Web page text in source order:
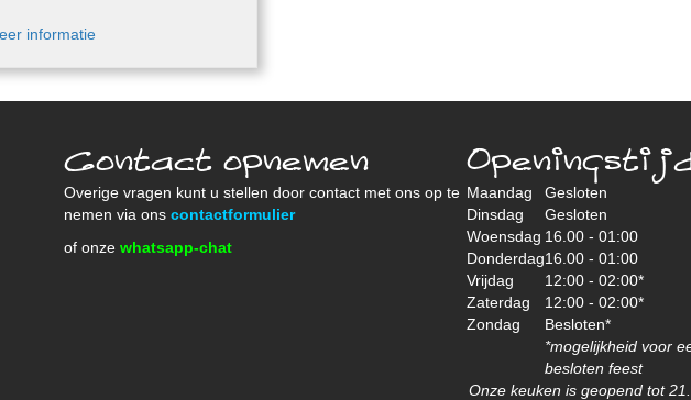
informatie
Contact opnemen
Overige vragen kunt u stellen door contact met ons op te
nemen via ons contactformulier
of onze whatsapp-chat
Maandag
Gesloten
Dinsdag
Gesloten
Woensdag 16.00 - 01:00
Donderdag16.00 - 01:00
Vrijdag
12:00 - 02:00*
Zaterdag
12:00 - 02:00*
Zondag
Besloten*
*mogelijkheid voor
besloten feest
Onze keuken is geopend tot